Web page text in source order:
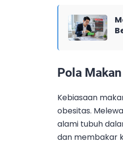
Pola
Kebiasaan
obesitas.
alami tubuh
dan membakar